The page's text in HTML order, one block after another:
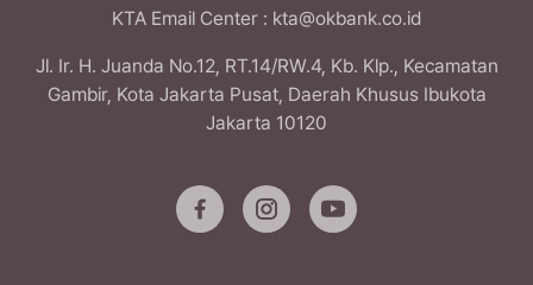
KTA Email Center : kta@okbank.co.id
Jl. Ir. H. Juanda No.12, RT.14/RW.4, Kb. Klp., Kecamatan
Gambir, Kota Jakarta Pusat, Daerah Khusus Ibukota
Jakarta 10120